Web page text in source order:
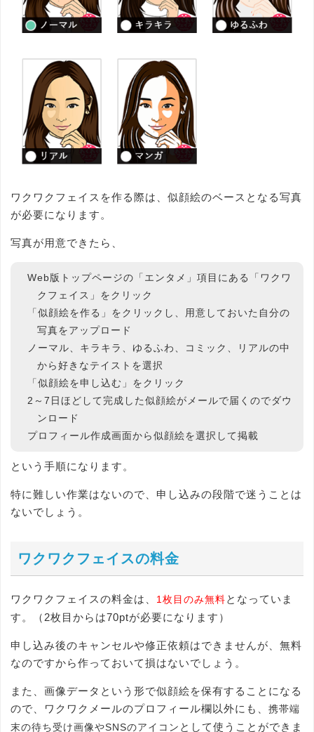
ワクワクフェイスを作る際は、似顔絵のベースとなる写真
が必要になります。
写真が用意できたら、
Web版トップページの「エンタメ」項目にある「ワクワ
クフェイス」をクリック
「似顔絵を作る」をクリックし、用意しておいた自分の
写真をアップロード
ノーマル、キラキラ、ゆるふわ、コミック、リアルの中
から好きなテイストを選択
「似顔絵を申し込む」をクリック
2～7日ほどして完成した似顔絵がメールで届くのでダウ
ンロード
プロフィール作成画面から似顔絵を選択して掲載
という手順になります。
特に難しい作業はないので、申し込みの段階で迷うことは
ないでしょう。
ワクワクフェイスの料金
ワクワクフェイスの料金は、 1枚目のみ無料となっていま
す。（2枚目からは70ptが必要になります）
申し込み後のキャンセルや修正依頼はできませんが、無料
なのですから作っておいて損はないでしょう。
また、画像データという形で似顔絵を保有することになる
ので、ワクワクメールのプロフィール欄以外にも、 携帯端
末の待ち受け画像やSNSのアイコン として使うことができま